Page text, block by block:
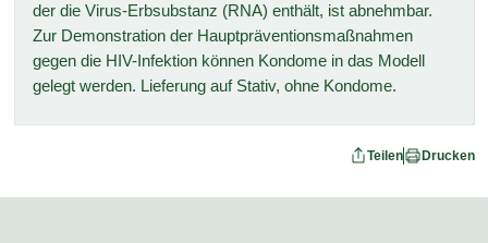
der die Virus-Erbsubstanz (RNA) enthält, ist abnehmbar.
Zur Demonstration der Hauptpräventionsmaßnahmen
gegen die HIV-Infektion können Kondome in das Modell
gelegt werden. Lieferung auf Stativ, ohne Kondome.
Teilen Drucken